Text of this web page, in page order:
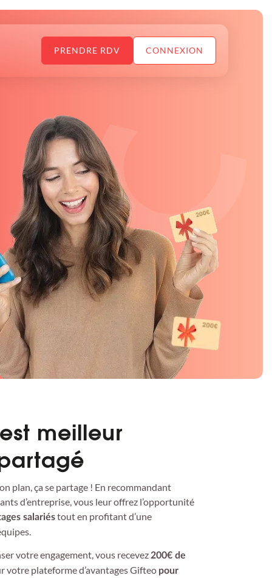
PRENDRE RDV CONNEXION
meilleur
plan, ça se partage ! En recommandant
d’entreprise, vous leur offrez l’opportunité
salariéstout en profitant d’une
votre engagement, vous recevez 200€ de
plateforme d’avantages Gifteo pour